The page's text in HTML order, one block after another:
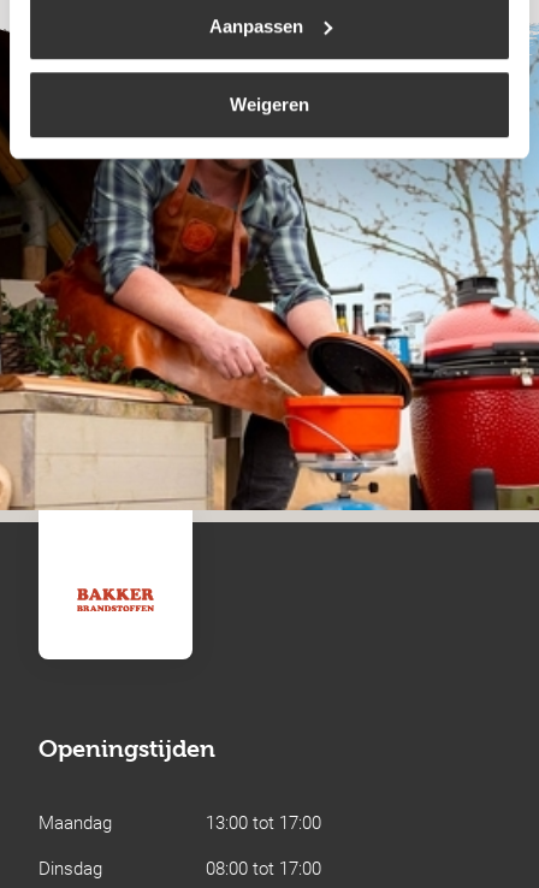
Aanpassen
Weigeren
Openingstijden
Maandag
13:00 tot 17:00
Dinsdag
08:00 tot 17:00